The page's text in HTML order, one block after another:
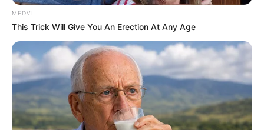
The 90s Was A Fantastic Decade For Fans Of Action
Movies
MEDVI
This Trick Will Give You An Erection At Any Age